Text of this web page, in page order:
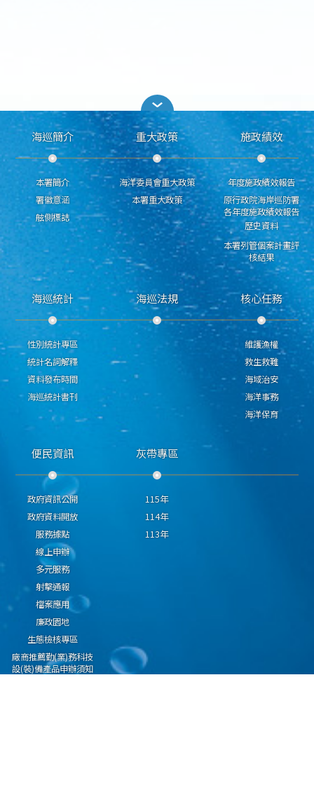
海巡簡介
本署簡介
署徽意涵
舷側標誌
重大政策
海洋委員會重大政策
本署重大政策
施政績效
年度施政績效報告
原行政院海岸巡防署
各年度施政績效報告
歷史資料
本署列管個案計畫評
核結果
海巡統計
性別統計專區
統計名詞解釋
資料發布時間
海巡統計書刊
海巡法規 核心任務
維護漁權
救生救難
海域治安
海洋事務
海洋保育
便民資訊
政府資訊公開
政府資料開放
服務據點
線上申辦
多元服務
射擊通報
檔案應用
廉政園地
生態檢核專區
廠商推薦勤(業)務科技
設(裝)備產品申辦須知
灰帶專區
115年
114年
113年